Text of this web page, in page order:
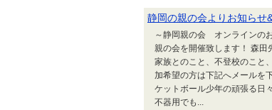
静岡の親の会よりお知らせ
～静岡親の会 オンラインの
親の会を開催致します！ 森田
家族とのこと、不登校のこと
加希望の方は下記へメールを
ケットボール少年の頑張る日
不器用でも...